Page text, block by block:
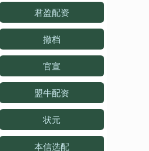
君盈配资
撤档
官宣
盟牛配资
状元
本信选配